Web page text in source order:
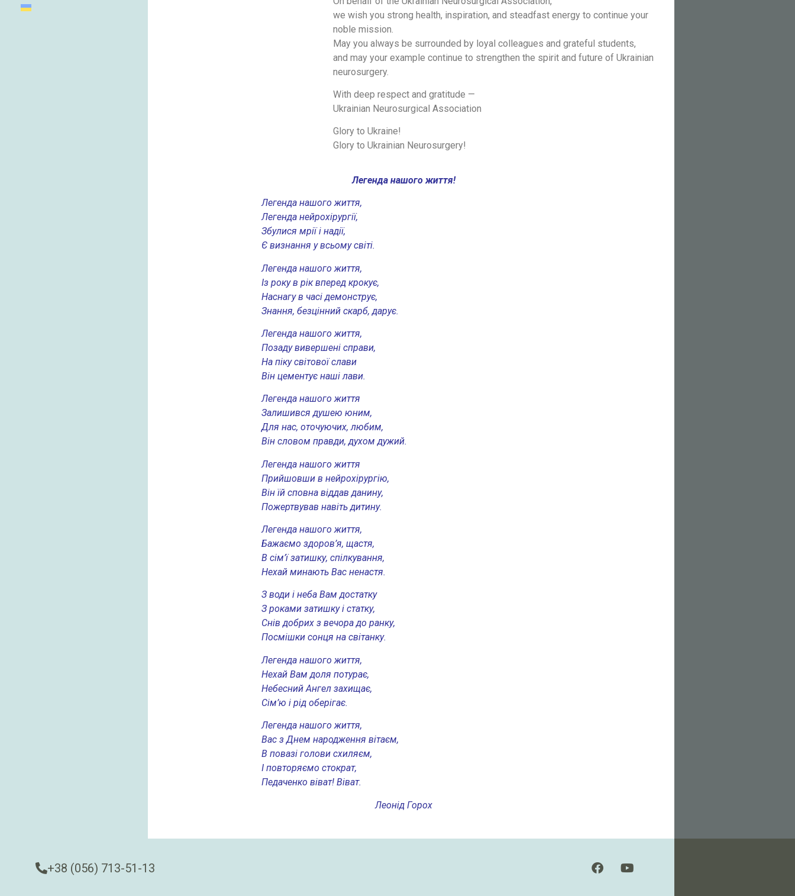
we wish you strong health, inspiration, and steadfast energy to continue your
noble mission.
May you always be surrounded by loyal colleagues and grateful students,
and may your example continue to strengthen the spirit and future of Ukrainian
neurosurgery.
With deep respect and gratitude —
Ukrainian Neurosurgical Association
Glory to Ukraine!
Glory to Ukrainian Neurosurgery!
Легенда нашого життя!
Легенда нашого життя,
Легенда нейрохірургії,
Збулися мрії і надії,
Є визнання у всьому світі.
Легенда нашого життя,
Із року в рік вперед крокує,
Наснагу в часі демонструє,
Знання, безцінний скарб, дарує.
Легенда нашого життя,
Позаду вивершені справи,
На піку світової слави
Він цементує наші лави.
Легенда нашого життя
Залишився душею юним,
Для нас, оточуючих, любим,
Він словом правди, духом дужий.
Легенда нашого життя
Прийшовши в нейрохірургію,
Він їй сповна віддав данину,
Пожертвував навіть дитину.
Легенда нашого життя,
Бажаємо здоров’я, щастя,
В сім’ї затишку, спілкування,
Нехай минають Вас ненастя.
З води і неба Вам достатку
З роками затишку і статку,
Снів добрих з вечора до ранку,
Посмішки сонця на світанку.
Легенда нашого життя,
Нехай Вам доля потурає,
Небесний Ангел захищає,
Сім’ю і рід оберігає.
Легенда нашого життя,
Вас з Днем народження вітаєм,
В повазі голови схиляєм,
І повторяємо стократ,
Педаченко віват! Віват.
Леонід Горох
+38 (056) 713-51-13